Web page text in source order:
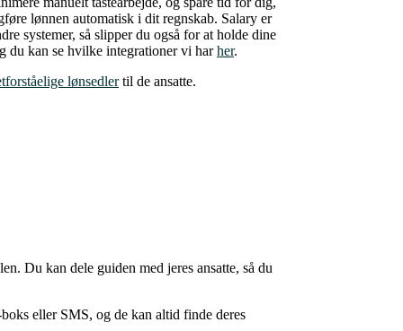
lønnen automatisk i dit regnskab. Salary er
systemer, så slipper du også for at holde dine
du kan se hvilke integrationer vi harher.
lønsedlertil de ansatte.
Du kan dele guiden med jeres ansatte, så du
eller SMS, og de kan altid finde deres